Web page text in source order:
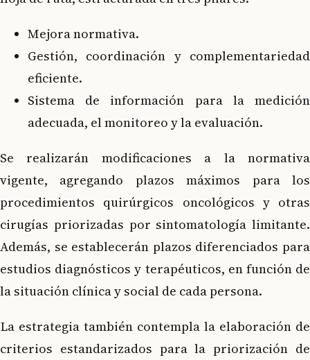
Mejora normativa.
Gestión, coordinación y complementariedad
eficiente.
Sistema de información para la medición
adecuada, el monitoreo y la evaluación.
Se realizarán modificaciones a la normativa
vigente, agregando plazos máximos para los
procedimientos quirúrgicos oncológicos y otras
cirugías priorizadas por sintomatología limitante.
Además, se establecerán plazos diferenciados para
estudios diagnósticos y terapéuticos, en función de
la situación clínica y social de cada persona.
La estrategia también contempla la elaboración de
criterios estandarizados para la priorización de